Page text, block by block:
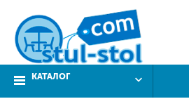
КАТАЛОГ